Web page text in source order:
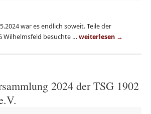
war es endlich soweit. Teile der
Wilhelmsfeld besuchte … weiterlesen →
2024 der TSG 1902